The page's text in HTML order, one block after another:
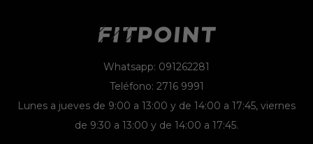
Whatsapp: 091262281
Teléfono: 2716 9991
Lunes a jueves de 9:00 a 13:00 y de 14:00 a 17:45, viernes
de 9:30 a 13:00 y de 14:00 a 17:45.